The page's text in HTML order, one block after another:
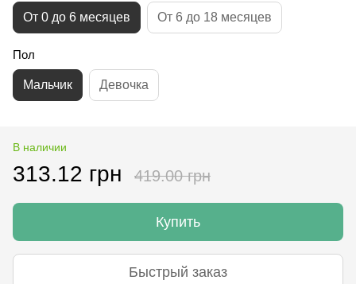
От 0 до 6 месяцев От 6 до 18 месяцев
Пол
Мальчик Девочка
В наличии
313.12 грн 419.00 грн
Купить
Быстрый заказ